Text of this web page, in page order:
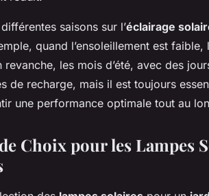
saisons sur l’éclairage
quand l’ensoleillement est
revanche, les mois d’été, avec des
de recharge, mais il est toujours
une performance optimale tout au
Choix pour les Lampes